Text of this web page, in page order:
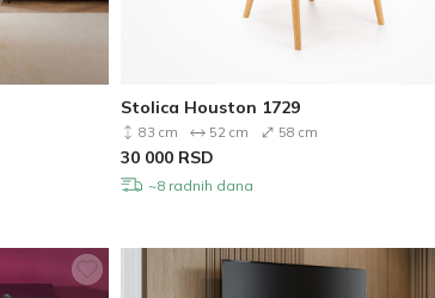
Stolica Houston 1729
83 cm 52 cm 58 cm
30 000 RSD
~8 radnih dana